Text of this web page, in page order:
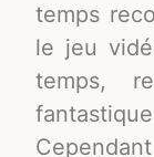
temps
le jeu
temps,